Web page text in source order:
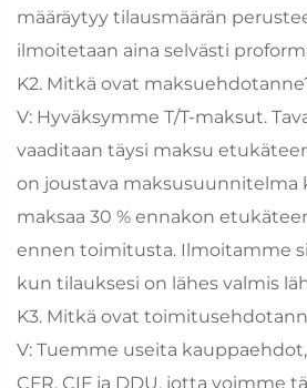
määräytyy tilausmäärän
ilmoitetaan aina selvästi
K2. Mitkä ovat
V: Hyväksymme T/T-maksut.
vaaditaan täysi maksu
on joustava maksusuunnitelma
maksaa 30 % ennakon
ennen toimitusta. Ilmoitamme
kun tilauksesi on lähes valmis
K3. Mitkä ovat
V: Tuemme useita
CFR, CIF ja DDU, jotta voimme